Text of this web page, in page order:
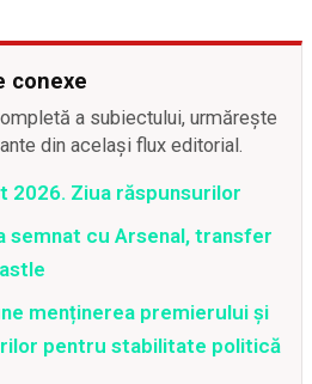
conexe
a subiectului, urmărește
din același flux editorial.
2026. Ziua răspunsurilor
semnat cu Arsenal, transfer
menținerea premierului și
pentru stabilitate politică